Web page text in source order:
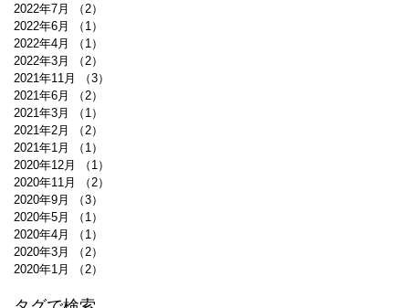
2022年7月
（2）
2022年6月
（1）
2022年4月
（1）
2022年3月
（2）
2021年11月
（3）
2021年6月
（2）
2021年3月
（1）
2021年2月
（2）
2021年1月
（1）
2020年12月
（1）
2020年11月
（2）
2020年9月
（3）
2020年5月
（1）
2020年4月
（1）
2020年3月
（2）
2020年1月
（2）